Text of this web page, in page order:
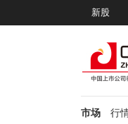
新股
市场 行